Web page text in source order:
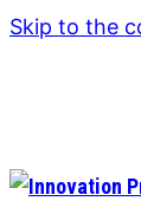
Skip to the